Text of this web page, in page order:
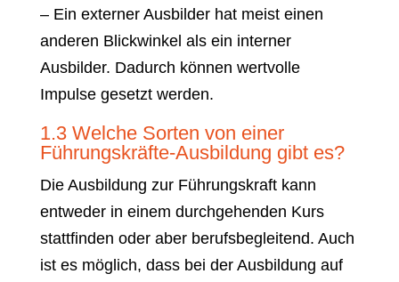
– Ein externer Ausbilder hat meist einen
anderen Blickwinkel als ein interner
Ausbilder. Dadurch können wertvolle
Impulse gesetzt werden.
1.3 Welche Sorten von einer
Führungskräfte-Ausbildung gibt es?
Die Ausbildung zur Führungskraft kann
entweder in einem durchgehenden Kurs
stattfinden oder aber berufsbegleitend. Auch
ist es möglich, dass bei der Ausbildung auf